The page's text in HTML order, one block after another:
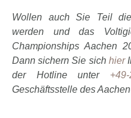
Wollen auch Sie Teil
werden und das
Championships Aachen
Dann sichern Sie sich hier
der Hotline unter
Geschäftsstelle des